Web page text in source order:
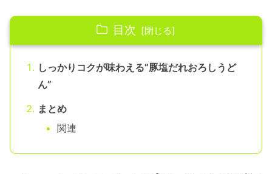
目次
しっかりコクが味わえる”豚塩だれおろしうど
ん”
まとめ
関連